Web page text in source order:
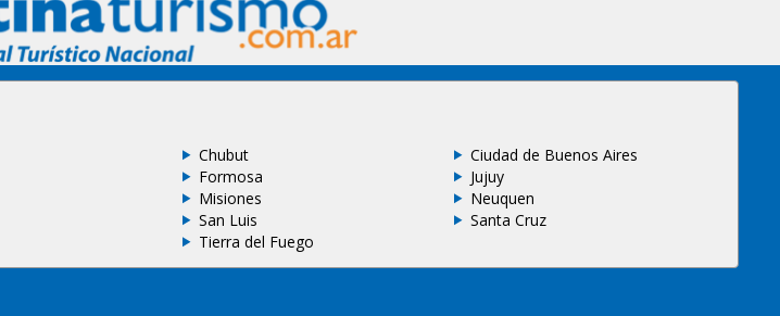
Chubut
Ciudad de Buenos Aires
Formosa
Jujuy
Misiones
Neuquen
San Luis
Santa Cruz
Tierra del Fuego